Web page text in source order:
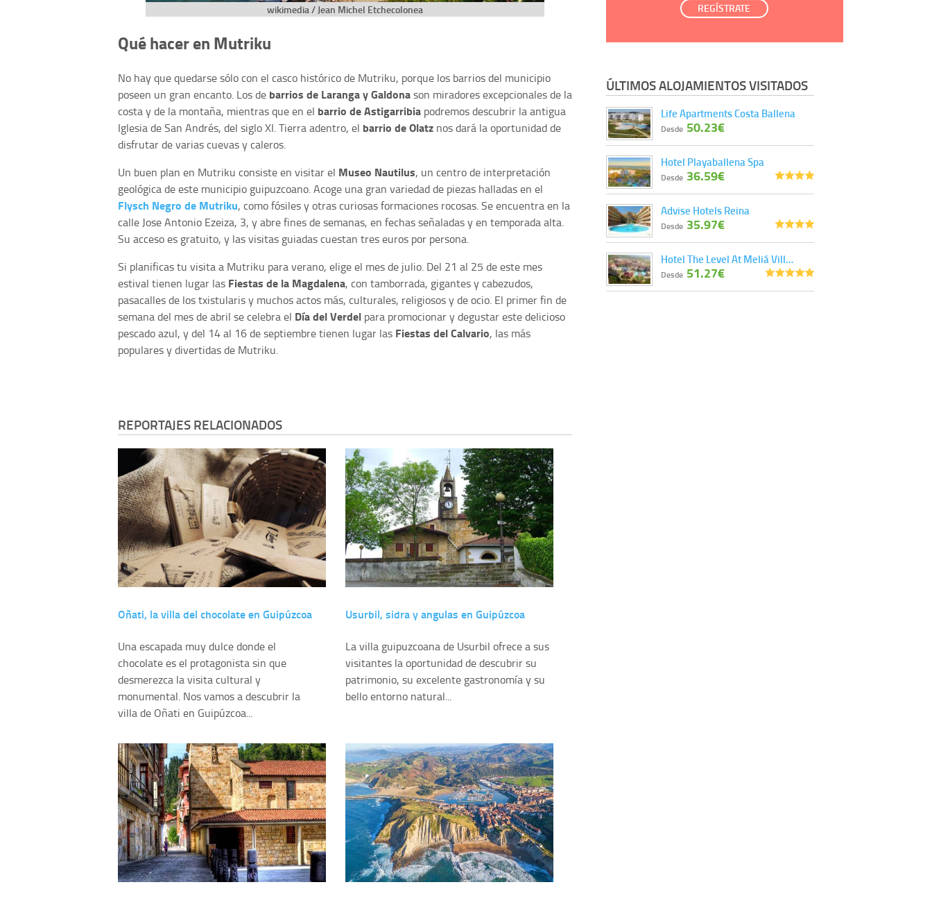
wikimedia / Jean Michel Etchecolonea
Qué hacer en Mutriku
No hay que quedarse sólo con el casco histórico de Mutriku, porque los barrios del municipio
poseen un gran encanto. Los de barrios de Laranga y Galdonason miradores excepcionales de la
costa y de la montaña, mientras que en el barrio de Astigarribia podremos descubrir la antigua
Iglesia de San Andrés, del siglo XI. Tierra adentro, el barrio de Olatz nos dará la oportunidad de
disfrutar de varias cuevas y caleros.
Un buen plan en Mutriku consiste en visitar el Museo Nautilus, un centro de interpretación
geológica de este municipio guipuzcoano. Acoge una gran variedad de piezas halladas en el
Flysch Negro de Mutriku, como fósiles y otras curiosas formaciones rocosas. Se encuentra en la
calle Jose Antonio Ezeiza, 3, y abre fines de semanas, en fechas señaladas y en temporada alta.
Su acceso es gratuito, y las visitas guiadas cuestan tres euros por persona.
Si planificas tu visita a Mutriku para verano, elige el mes de julio. Del 21 al 25 de este mes
estival tienen lugar las Fiestas de la Magdalena, con tamborrada, gigantes y cabezudos,
pasacalles de los txistularis y muchos actos más, culturales, religiosos y de ocio. El primer fin de
semana del mes de abril se celebra el Día del Verdel para promocionar y degustar este delicioso
pescado azul, y del 14 al 16 de septiembre tienen lugar las Fiestas del Calvario, las más
populares y divertidas de Mutriku.
REPORTAJES RELACIONADOS
Oñati, la villa del chocolate en Guipúzcoa
Una escapada muy dulce donde el
chocolate es el protagonista sin que
desmerezca la visita cultural y
monumental. Nos vamos a descubrir la
villa de Oñati en Guipúzcoa...
Usurbil, sidra y angulas en Guipúzcoa
La villa guipuzcoana de Usurbil ofrece a sus
visitantes la oportunidad de descubrir su
patrimonio, su excelente gastronomía y su
bello entorno natural...
REGÍSTRATE
ÚLTIMOS ALOJAMIENTOS VISITADOS
Life Apartments Costa Ballena
Desde 50.23€
Hotel Playaballena Spa
Desde 36.59€
Advise Hotels Reina
Desde 35.97€
Hotel The Level At Meliá Vill…
Desde 51.27€